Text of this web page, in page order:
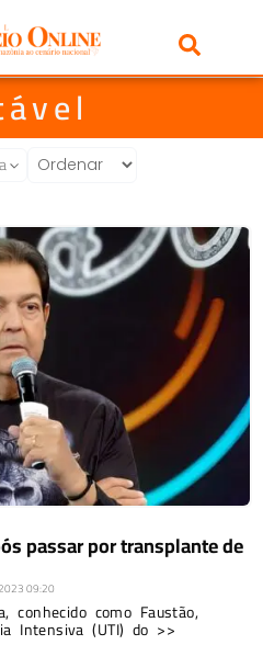
passar por transplante de
09:20
conhecido como Faustão,
Intensiva (UTI) do >>